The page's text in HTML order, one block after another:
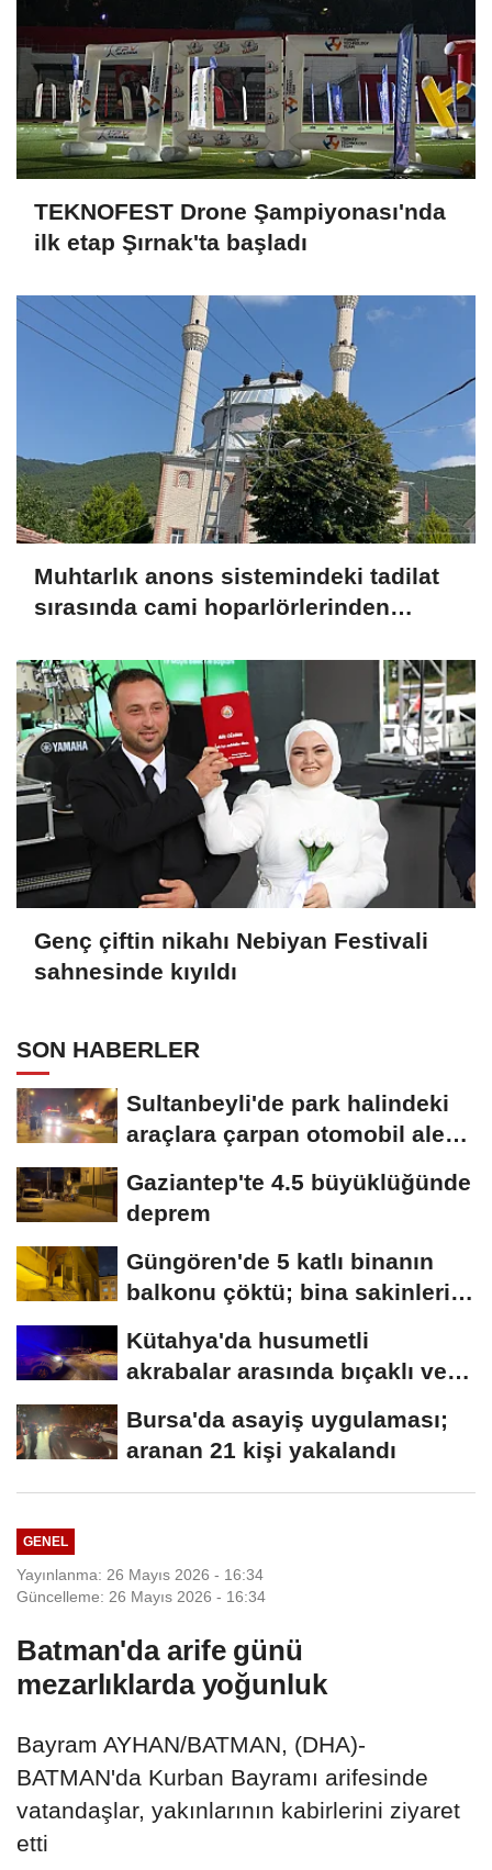
TEKNOFEST Drone Şampiyonası'nda
ilk etap Şırnak'ta başladı
Muhtarlık anons sistemindeki tadilat
sırasında cami hoparlörlerinden
Genç çiftin nikahı Nebiyan Festivali
sahnesinde kıyıldı
SON HABERLER
Sultanbeyli'de park halindeki
araçlara çarpan otomobil alev
Gaziantep'te 4.5 büyüklüğünde
deprem
Güngören'de 5 katlı binanın
balkonu çöktü; bina sakinleri
Kütahya'da husumetli
akrabalar arasında bıçaklı ve
Bursa'da asayiş uygulaması;
aranan 21 kişi yakalandı
GENEL
Yayınlanma: 26 Mayıs 2026 - 16:34
Güncelleme: 26 Mayıs 2026 - 16:34
Batman'da arife günü
mezarlıklarda yoğunluk
Bayram AYHAN/BATMAN, (DHA)-
BATMAN'da Kurban Bayramı arifesinde
vatandaşlar, yakınlarının kabirlerini ziyaret
etti